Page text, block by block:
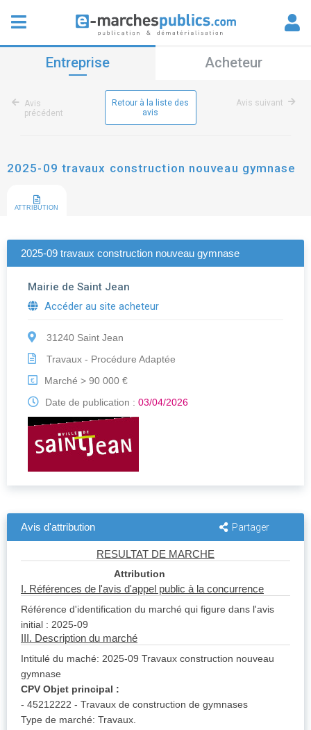
Entreprise Acheteur
Avis
précédent
Retour à la liste des
avis
Avis suivant
2025-09 travaux construction nouveau gymnase
ATTRIBUTION
2025-09 travaux construction nouveau gymnase
Mairie de Saint Jean
Accéder au site acheteur
31240 Saint Jean
Travaux - Procédure Adaptée
€
Marché > 90 000 €
Date de publication : 03/04/2026
Avis d'attribution Partager
RESULTAT DE MARCHE
Attribution
I. Références de l'avis d'appel public à la concurrence
Référence d'identification du marché qui figure dans l'avis
initial : 2025-09
III. Description du marché
Intitulé du maché: 2025-09 Travaux construction nouveau
gymnase
CPV Objet principal :
- 45212222 - Travaux de construction de gymnases
Type de marché: Travaux.